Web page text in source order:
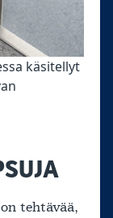
käsitellyt
tehtävää,